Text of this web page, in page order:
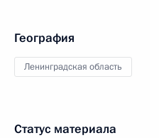
География
Ленинградская область
Статус материала